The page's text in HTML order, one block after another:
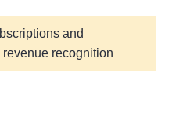
and
recognition